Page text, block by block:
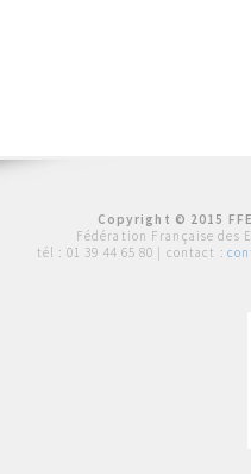
Copyright © 2015
Fédération Française des
tél : 01 39 44 65 80 | contact :